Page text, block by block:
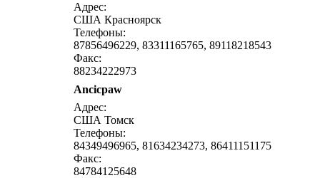
Адрес:
США Красноярск
Телефоны:
87856496229, 83311165765, 89118218543
Факс:
88234222973
Ancicpaw
Адрес:
США Томск
Телефоны:
84349496965, 81634234273, 86411151175
Факс:
84784125648